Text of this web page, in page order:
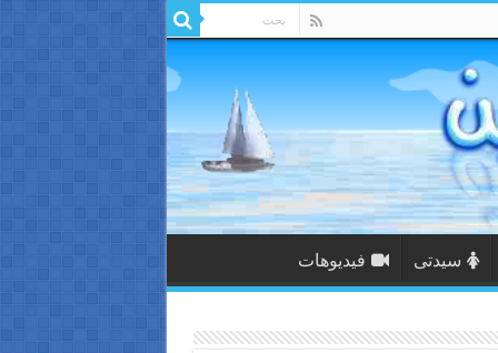
سيدتى فيديوهات